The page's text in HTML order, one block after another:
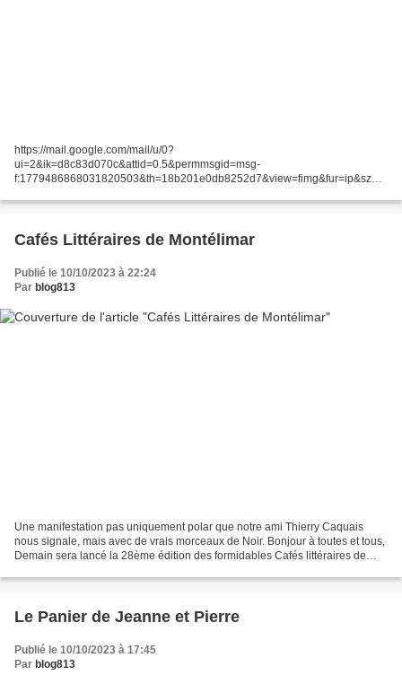
https://mail.google.com/mail/u/0?
ui=2&ik=d8c83d070c&attid=0.5&permmsgid=msg-
f:1779486868031820503&th=18b201e0db8252d7&view=fimg&fur=ip&sz=s
PcvOAOVnwhMrNj_zfH-s4S-
P3Dc&disp=emb...
Cafés Littéraires de Montélimar
Publié le 10/10/2023 à 22:24
Par blog813
Une manifestation pas uniquement polar que notre ami Thierry Caquais
nous signale, mais avec de vrais morceaux de Noir. Bonjour à toutes et tous,
Demain sera lancé la 28ème édition des formidables Cafés littéraires de
Le Panier de Jeanne et Pierre
Publié le 10/10/2023 à 17:45
Par blog813